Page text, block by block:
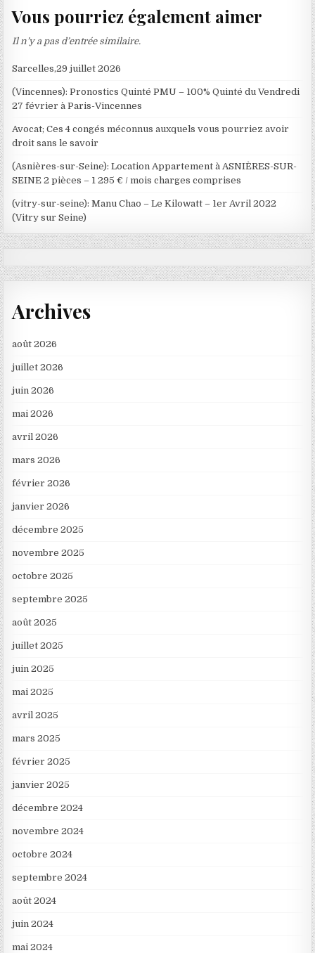
Vous pourriez également aimer
Il n’y a pas d’entrée similaire.
Sarcelles,29 juillet 2026
(Vincennes): Pronostics Quinté PMU – 100% Quinté du Vendredi
27 février à Paris-Vincennes
Avocat; Ces 4 congés méconnus auxquels vous pourriez avoir
droit sans le savoir
(Asnières-sur-Seine): Location Appartement à ASNIÈRES-SUR-
SEINE 2 pièces – 1 295 € / mois charges comprises
(vitry-sur-seine): Manu Chao – Le Kilowatt – 1er Avril 2022
(Vitry sur Seine)
Archives
août 2026
juillet 2026
juin 2026
mai 2026
avril 2026
mars 2026
février 2026
janvier 2026
décembre 2025
novembre 2025
octobre 2025
septembre 2025
août 2025
juillet 2025
juin 2025
mai 2025
avril 2025
mars 2025
février 2025
janvier 2025
décembre 2024
novembre 2024
octobre 2024
septembre 2024
août 2024
juin 2024
mai 2024